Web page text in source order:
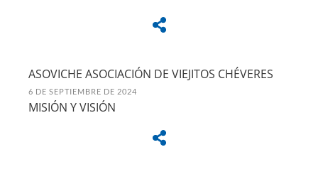
ASOVICHE ASOCIACIÓN DE VIEJITOS CHÉVERES
6 DE SEPTIEMBRE DE 2024
MISIÓN Y VISIÓN